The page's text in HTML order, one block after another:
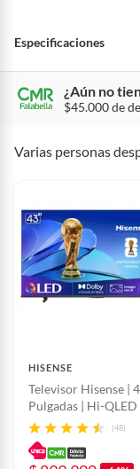
Especificaciones
Condicion del
producto
HDR
Tecnologia de la
pantalla televisores
fabricante o
importador
Registro SIC
¿Aún no
$45.000 de
Varias personas
HISENSE
Televisor Hisense |
Pulgadas | Hi-QLED
43Q6QV
(48)